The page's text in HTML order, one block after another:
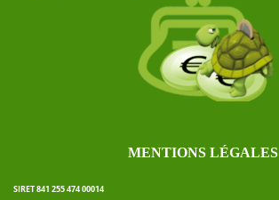
MENTIONS LÉGALES
SIRET 841 255 474 00014